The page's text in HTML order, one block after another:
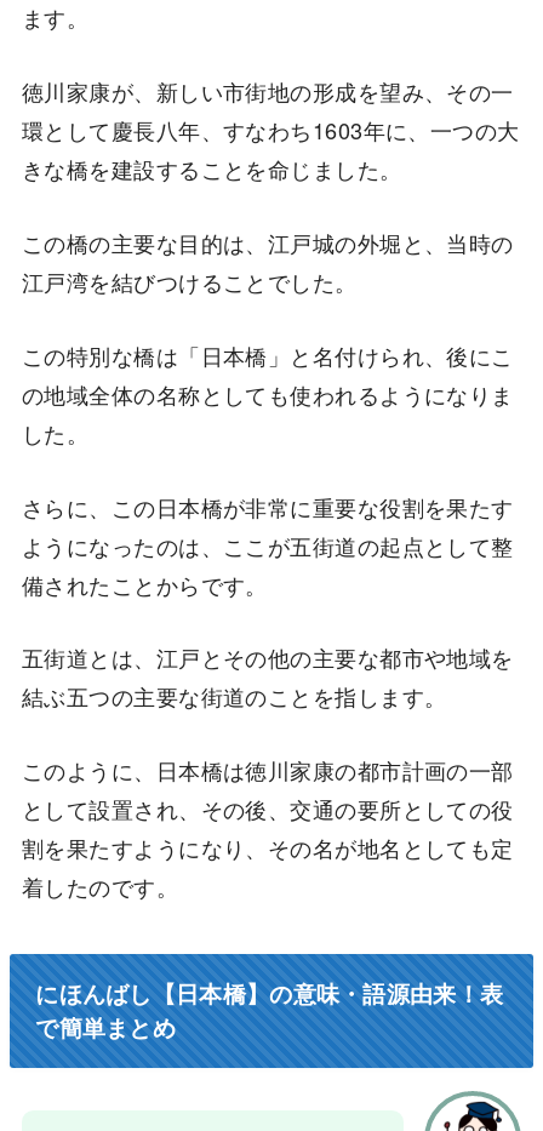
ます。
徳川家康が、新しい市街地の形成を望み、その一
環として慶長八年、すなわち1603年に、一つの大
きな橋を建設することを命じました。
この橋の主要な目的は、江戸城の外堀と、当時の
江戸湾を結びつけることでした。
この特別な橋は「日本橋」と名付けられ、後にこ
の地域全体の名称としても使われるようになりま
した。
さらに、この日本橋が非常に重要な役割を果たす
ようになったのは、ここが五街道の起点として整
備されたことからです。
五街道とは、江戸とその他の主要な都市や地域を
結ぶ五つの主要な街道のことを指します。
このように、日本橋は徳川家康の都市計画の一部
として設置され、その後、交通の要所としての役
割を果たすようになり、その名が地名としても定
着したのです。
にほんばし【日本橋】の意味・語源由来！表
で簡単まとめ